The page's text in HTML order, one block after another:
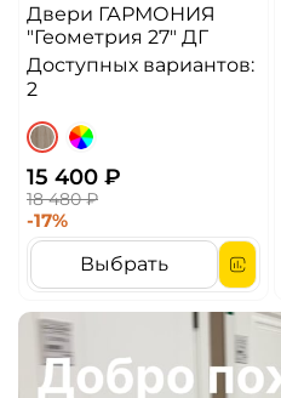
Двери ГАРМОНИЯ
"Геометрия 27" ДГ
Доступных вариантов:
2
15 400 ₽
18 480 ₽
-17%
Выбрать